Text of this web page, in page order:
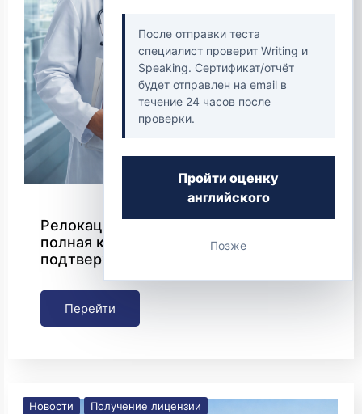
После отправки теста
специалист проверит Writing и
Speaking. Сертификат/отчёт
будет отправлен на email в
течение 24 часов после
проверки.
Пройти оценку
английского
Позже
Релокация врачей в Германию:
полная карта лицензирования,
подтверждения диплома и переезда
Перейти
Новости Получение лицензии